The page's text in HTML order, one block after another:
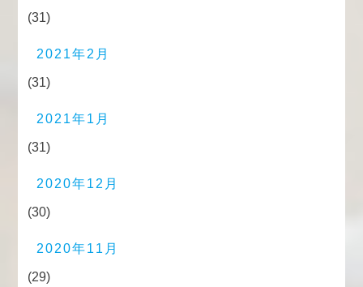
(31)
2021年2月
(31)
2021年1月
(31)
2020年12月
(30)
2020年11月
(29)